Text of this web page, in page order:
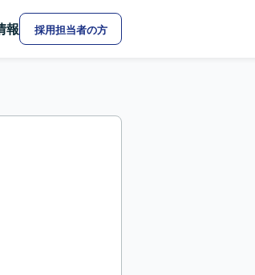
報 採用担当者の方